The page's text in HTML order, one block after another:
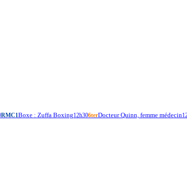
RMC1Boxe : Zuffa Boxing12h306terDocteur Quinn, femme médecin